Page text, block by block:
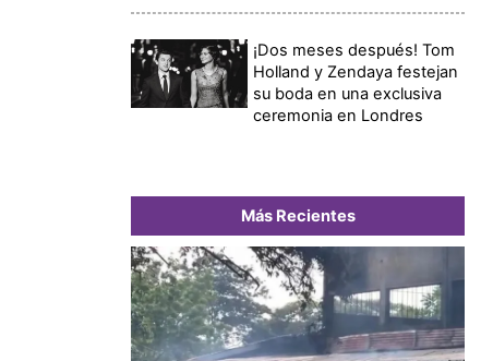
¡Dos meses después! Tom
Holland y Zendaya festejan
su boda en una exclusiva
ceremonia en Londres
Más Recientes